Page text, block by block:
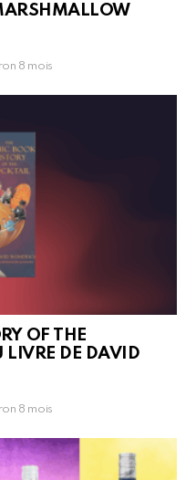
8 mois
OF THE
LIVRE DE DAVID
8 mois